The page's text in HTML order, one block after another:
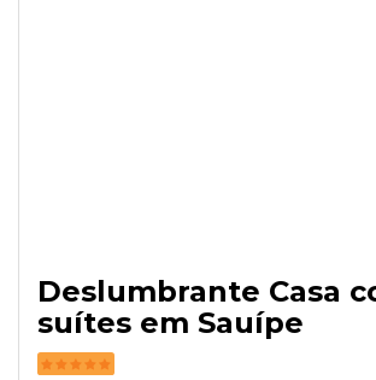
Deslumbrante Casa
suítes em Sauípe